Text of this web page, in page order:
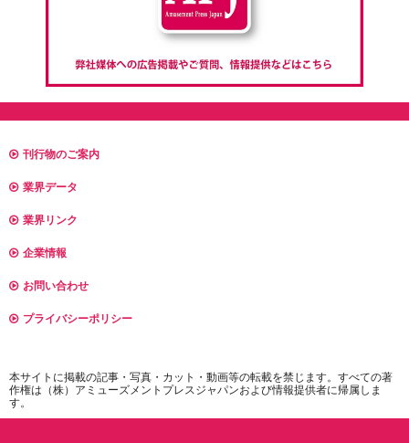
刊行物のご案内
業界データ
業界リンク
企業情報
お問い合わせ
プライバシーポリシー
本サイトに掲載の記事・写真・カット・動画等の転載を禁じます。すべての著
作権は（株）アミューズメントプレスジャパンおよび情報提供者に帰属しま
す。